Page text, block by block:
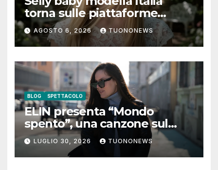
torna sulle piattaforme
digitali con “Luna lei mi
guarda”
AGOSTO 6, 2026 TUONONEWS
BLOG SPETTACOLO
ELIN presenta “Mondo
spento”, una canzone sul
coraggio di lasciare andare i
pensieri negativi
LUGLIO 30, 2026 TUONONEWS